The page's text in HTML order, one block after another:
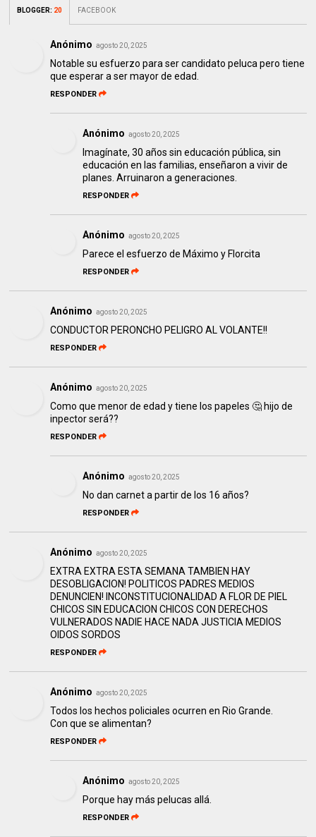
BLOGGER: 20 FACEBOOK
Anónimo agosto 20, 2025
Notable su esfuerzo para ser candidato peluca pero tiene
que esperar a ser mayor de edad.
RESPONDER
Anónimo agosto 20, 2025
Imagínate, 30 años sin educación pública, sin
educación en las familias, enseñaron a vivir de
planes. Arruinaron a generaciones.
RESPONDER
Anónimo agosto 20, 2025
Parece el esfuerzo de Máximo y Florcita
RESPONDER
Anónimo agosto 20, 2025
CONDUCTOR PERONCHO PELIGRO AL VOLANTE!!
RESPONDER
Anónimo agosto 20, 2025
Como que menor de edad y tiene los papeles 🤔 hijo de
inpector será??
RESPONDER
Anónimo agosto 20, 2025
No dan carnet a partir de los 16 años?
RESPONDER
Anónimo agosto 20, 2025
EXTRA EXTRA ESTA SEMANA TAMBIEN HAY
DESOBLIGACION! POLITICOS PADRES MEDIOS
DENUNCIEN! INCONSTITUCIONALIDAD A FLOR DE PIEL
CHICOS SIN EDUCACION CHICOS CON DERECHOS
VULNERADOS NADIE HACE NADA JUSTICIA MEDIOS
OIDOS SORDOS
RESPONDER
Anónimo agosto 20, 2025
Todos los hechos policiales ocurren en Rio Grande.
Con que se alimentan?
RESPONDER
Anónimo agosto 20, 2025
Porque hay más pelucas allá.
RESPONDER